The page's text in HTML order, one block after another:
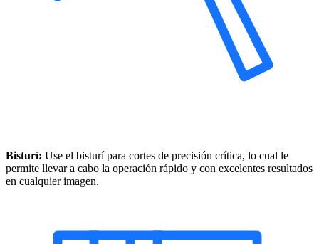
Bisturí: Use el bisturí para cortes de precisión crítica, lo cual le
permite llevar a cabo la operación rápido y con excelentes resultados
en cualquier imagen.